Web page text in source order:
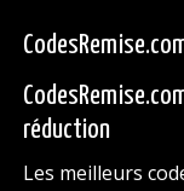
réduction
Les meilleurs